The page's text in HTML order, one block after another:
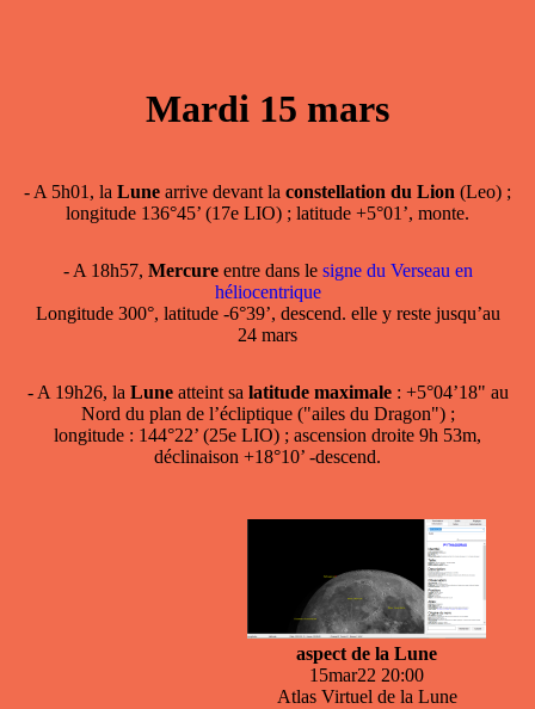
Mardi 15 mars
- A 5h01, la Lune arrive devant la constellation du Lion (Leo) ;
longitude 136°45’ (17e LIO) ; latitude +5°01’, monte.
- A 18h57, Mercureentre dans le signe du Verseau en
héliocentrique
Longitude 300°, latitude -6°39’, descend. elle y reste jusqu’au
24 mars
- A 19h26, la Luneatteint sa latitude maximale: +5°04’18" au
Nord du plan de l’écliptique ("ailes du Dragon") ;
longitude : 144°22’ (25e LIO) ; ascension droite 9h 53m,
déclinaison +18°10’ -descend.
aspect de la Lune
15mar22 20:00
Atlas Virtuel de la Lune